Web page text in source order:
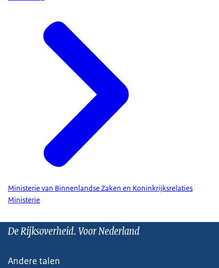
Ministerie van Binnenlandse Zaken en Koninkrijksrelaties
Ministerie
De Rijksoverheid. Voor Nederland
Andere talen